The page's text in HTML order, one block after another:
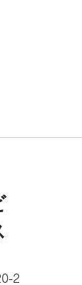
2